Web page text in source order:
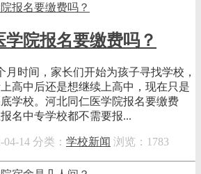
学院报名要缴费吗？
月时间，家长们开始为孩子寻找学校，
高中后还是想继续上高中，现在只是
学校。河北同仁医学院报名要缴费
名中专学校都不需要报...
04-14 分类： 学校新闻 浏览：1783